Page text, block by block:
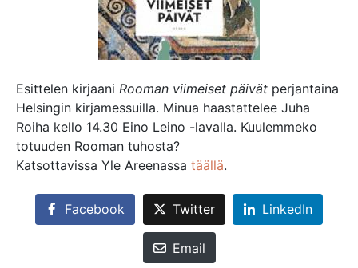
Esittelen kirjaani Rooman viimeiset päivät perjantaina
Helsingin kirjamessuilla. Minua haastattelee Juha
Roiha kello 14.30 Eino Leino -lavalla. Kuulemmeko
totuuden Rooman tuhosta?
Katsottavissa Yle Areenassa täällä.
Facebook Twitter LinkedIn
Email